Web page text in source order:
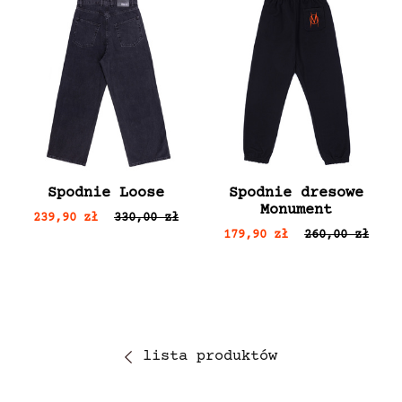
Spodnie Loose
239,90 zł 330,00 zł
Spodnie dresowe
Monument
179,90 zł 260,00 zł
lista produktów